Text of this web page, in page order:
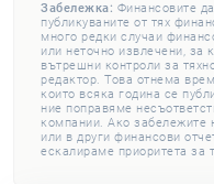
Забележка: Финансовите
публикуваните от тях
много редки случаи
или неточно извлечени, за
вътрешни контроли за
редактор. Това отнема
които всяка година се
ние поправяме
компании. Ако забележите
или в други финансови
ескалираме приоритета за